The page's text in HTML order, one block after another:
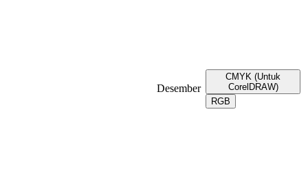
Desember
CMYK (Untuk
CorelDRAW)
RGB